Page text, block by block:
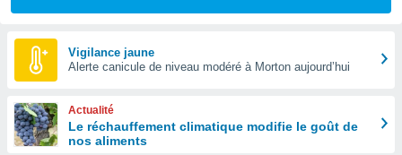
Vigilance jaune
Alerte canicule de niveau modéré à Morton aujourd’hui
Actualité
Le réchauffement climatique modifie le goût de
nos aliments